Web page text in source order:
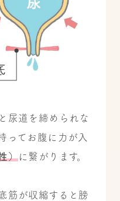
尿道を締められな
ってお腹に力が入
）に繋がります。
筋が収縮すると膀